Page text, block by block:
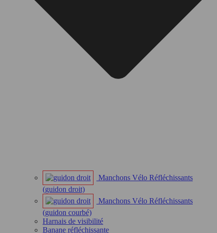
Manchons Vélo Réfléchissants
(guidon droit)
Manchons Vélo Réfléchissants
(guidon courbé)
Harnais de visibilité
Banane réfléchissante